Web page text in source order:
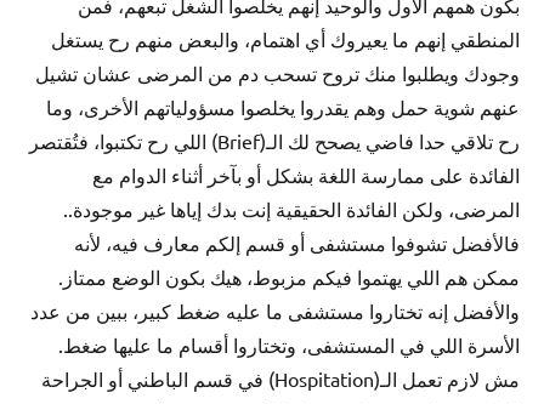
بكون همهم الأول والوحيد إنهم يخلصوا الشغل تبعهم، فمن
المنطقي إنهم ما يعيروك أي اهتمام، والبعض منهم رح يستغل
وجودك ويطلبوا منك تروح تسحب دم من المرضى عشان تشيل
عنهم شوية حمل وهم يقدروا يخلصوا مسؤولياتهم الأخرى، وما
رح تلاقي حدا فاضي يصحح لك الـ(Brief) اللي رح تكتبوا، فتُقتصر
الفائدة على ممارسة اللغة بشكل أو بآخر أثناء الدوام مع
المرضى، ولكن الفائدة الحقيقية إنت بدك إياها غير موجودة..
فالأفضل تشوفوا مستشفى أو قسم إلكم معارف فيه، لأنه
ممكن هم اللي يهتموا فيكم مزبوط، هيك بكون الوضع ممتاز.
والأفضل إنه تختاروا مستشفى ما عليه ضغط كبير، ببين من عدد
الأسرة اللي في المستشفى، وتختاروا أقسام ما عليها ضغط.
مش لازم تعمل الـ(Hospitation) في قسم الباطني أو الجراحة